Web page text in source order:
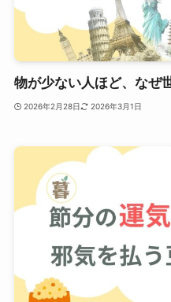
物が少ない人ほど、なぜ
2026年2月28日 2026年3月1日